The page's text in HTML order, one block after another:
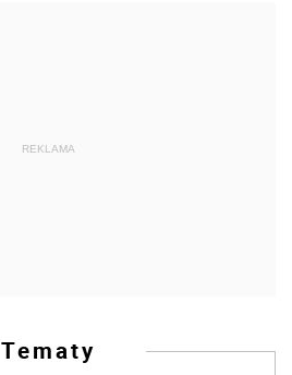
REKLAMA
Tematy